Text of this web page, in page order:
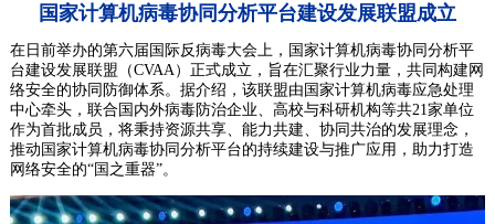
国家计算机病毒协同分析平台建设发展联盟成立
在日前举办的第六届国际反病毒大会上，国家计算机病毒协同分析平
台建设发展联盟（CVAA）正式成立，旨在汇聚行业力量，共同构建网
络安全的协同防御体系。据介绍，该联盟由国家计算机病毒应急处理
中心牵头，联合国内外病毒防治企业、高校与科研机构等共21家单位
作为首批成员，将秉持资源共享、能力共建、协同共治的发展理念，
推动国家计算机病毒协同分析平台的持续建设与推广应用，助力打造
网络安全的“国之重器”。